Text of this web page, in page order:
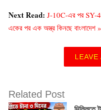
Next Read: J-10C-এর পর SY-
একের পর এক অস্ত্র কিনছে বাংলাদেশ »
LEAVE
Related Post